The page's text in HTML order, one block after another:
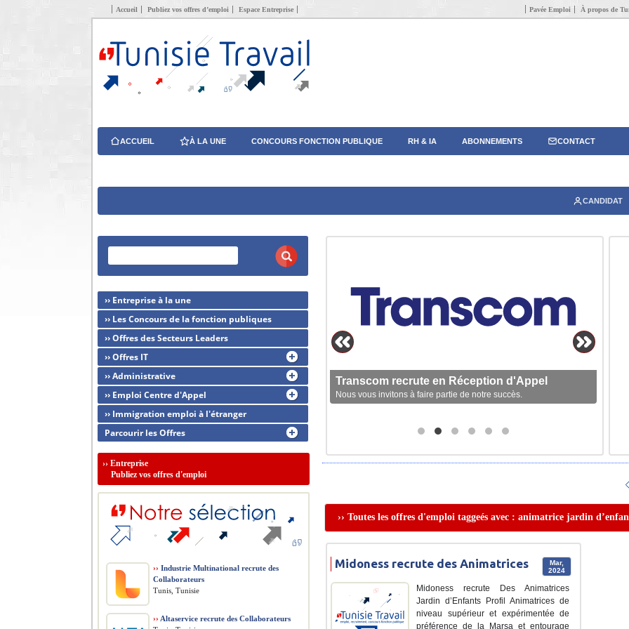
Accueil Publiez vos offres d’emploi Espace Entreprise Pavée Emploi À propos de
ACCUEIL À LA UNE CONCOURS FONCTION PUBLIQUE RH & IA ABONNEMENTS CONTACT
CANDIDAT
Transcom recrute en Réception d'Appel
Nous vous invitons à faire partie de notre succès.
›› Toutes les offres d'emploi taggeés avec : animatrice jardin
Mar,
2024
Midoness recrute des Animatrices
Midoness recrute Des Animatrices
Jardin d’Enfants Profil Animatrices de
niveau supérieur et expérimentée de
préférence de la Marsa et entourage
›› Entreprise à la une
›› Les Concours de la fonction publiques
›› Offres des Secteurs Leaders
›› Offres IT
›› Administrative
›› Emploi Centre d'Appel
›› Immigration emploi à l'étranger
Parcourir les Offres
›› Entreprise
Publiez vos offres d'emploi
›› Industrie Multinational recrute des
Collaborateurs
Tunis, Tunisie
›› Altaservice recrute des Collaborateurs